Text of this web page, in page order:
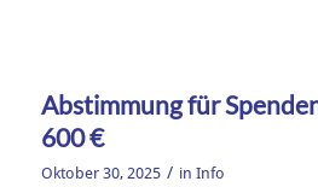
Abstimmung für
600 €
Oktober 30, 2025 / in Info